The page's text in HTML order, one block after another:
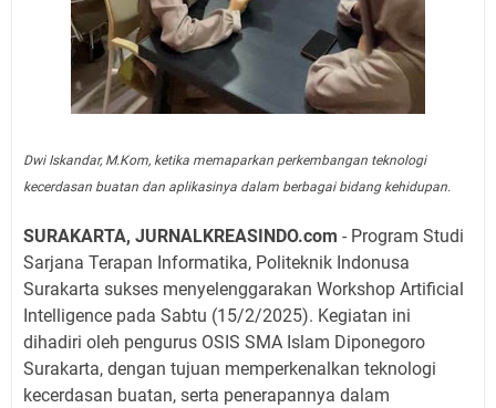
Dwi Iskandar, M.Kom, ketika memaparkan perkembangan teknologi
kecerdasan buatan dan aplikasinya dalam berbagai bidang kehidupan.
SURAKARTA, JURNALKREASINDO.com - Program Studi
Sarjana Terapan Informatika, Politeknik Indonusa
Surakarta sukses menyelenggarakan Workshop Artificial
Intelligence pada Sabtu (15/2/2025). Kegiatan ini
dihadiri oleh pengurus OSIS SMA Islam Diponegoro
Surakarta, dengan tujuan memperkenalkan teknologi
kecerdasan buatan, serta penerapannya dalam